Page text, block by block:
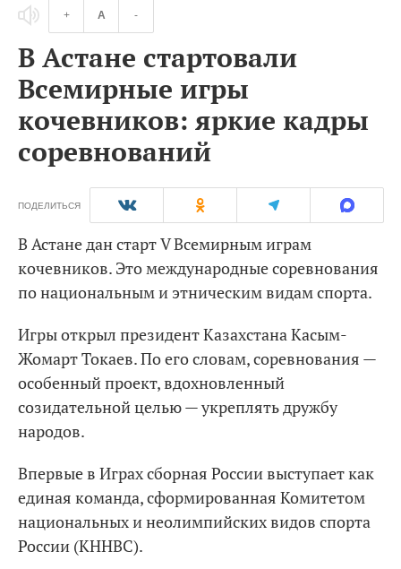
+ A -
В Астане стартовали
Всемирные игры
кочевников: яркие кадры
соревнований
ПОДЕЛИТЬСЯ
В Астане дан старт V Всемирным играм
кочевников. Это международные соревнования
по национальным и этническим видам спорта.
Игры открыл президент Казахстана Касым-
Жомарт Токаев. По его словам, соревнования —
особенный проект, вдохновленный
созидательной целью — укреплять дружбу
народов.
Впервые в Играх сборная России выступает как
единая команда, сформированная Комитетом
национальных и неолимпийских видов спорта
России (КННВС).